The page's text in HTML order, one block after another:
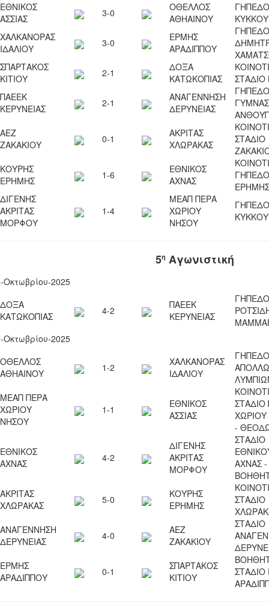
ΕΘΝΙΚΟΣ
ΑΣΣΙΑΣ
3-0
ΟΘΕΛΛΟΣ
ΑΘΗΑΙΝΟΥ
ΓΗΠΕΔΟ
ΚΥΚΚΟΥ
ΧΑΛΚΑΝΟΡΑΣ
ΙΔΑΛΙΟΥ
3-0
ΕΡΜΗΣ
ΑΡΑΔΙΠΠΟΥ
ΓΗΠΕΔΟ
ΣΠΑΡΤΑΚΟΣ
ΚΙΤΙΟΥ
2-1
ΔΟΞΑ
ΚΑΤΩΚΟΠΙΑΣ
ΣΤΑΔΙΟ
ΠΑΕΕΚ
ΚΕΡΥΝΕΙΑΣ
2-1
ΑΝΑΓΕΝΝΗΣΗ
ΔΕΡΥΝΕΙΑΣ
ΓΗΠΕΔΟ
ΑΕΖ
ΖΑΚΑΚΙΟΥ
0-1
ΑΚΡΙΤΑΣ
ΧΛΩΡΑΚΑΣ
ΣΤΑΔΙΟ
ΚΟΥΡΗΣ
ΕΡΗΜΗΣ
1-6
ΕΘΝΙΚΟΣ
ΑΧΝΑΣ
ΓΗΠΕΔΟ
ΕΡΗΜΗΣ
ΔΙΓΕΝΗΣ
ΑΚΡΙΤΑΣ
ΜΟΡΦΟΥ
1-4
ΜΕΑΠ ΠΕΡΑ
ΧΩΡΙΟΥ
ΝΗΣΟΥ
ΓΗΠΕΔΟ
ΚΥΚΚΟΥ
5η Αγωνιστική
Οκτωβρίου-2025
ΔΟΞΑ
ΚΑΤΩΚΟΠΙΑΣ
4-2
ΠΑΕΕΚ
ΚΕΡΥΝΕΙΑΣ
ΓΗΠΕΔΟ
Οκτωβρίου-2025
ΟΘΕΛΛΟΣ
ΑΘΗΑΙΝΟΥ
1-2
ΧΑΛΚΑΝΟΡΑΣ
ΙΔΑΛΙΟΥ
ΓΗΠΕΔΟ
ΜΕΑΠ ΠΕΡΑ
ΧΩΡΙΟΥ
ΝΗΣΟΥ
1-1
ΕΘΝΙΚΟΣ
ΑΣΣΙΑΣ
ΣΤΑΔΙΟ
-
ΕΘΝΙΚΟΣ
ΑΧΝΑΣ
4-2
ΔΙΓΕΝΗΣ
ΑΚΡΙΤΑΣ
ΜΟΡΦΟΥ
ΣΤΑΔΙΟ
ΑΧΝΑΣ -
ΑΚΡΙΤΑΣ
ΧΛΩΡΑΚΑΣ
5-0
ΚΟΥΡΗΣ
ΕΡΗΜΗΣ
ΣΤΑΔΙΟ
ΑΝΑΓΕΝΝΗΣΗ
ΔΕΡΥΝΕΙΑΣ
4-0
ΑΕΖ
ΖΑΚΑΚΙΟΥ
ΣΤΑΔΙΟ
ΕΡΜΗΣ
ΑΡΑΔΙΠΠΟΥ
0-1
ΣΠΑΡΤΑΚΟΣ
ΚΙΤΙΟΥ